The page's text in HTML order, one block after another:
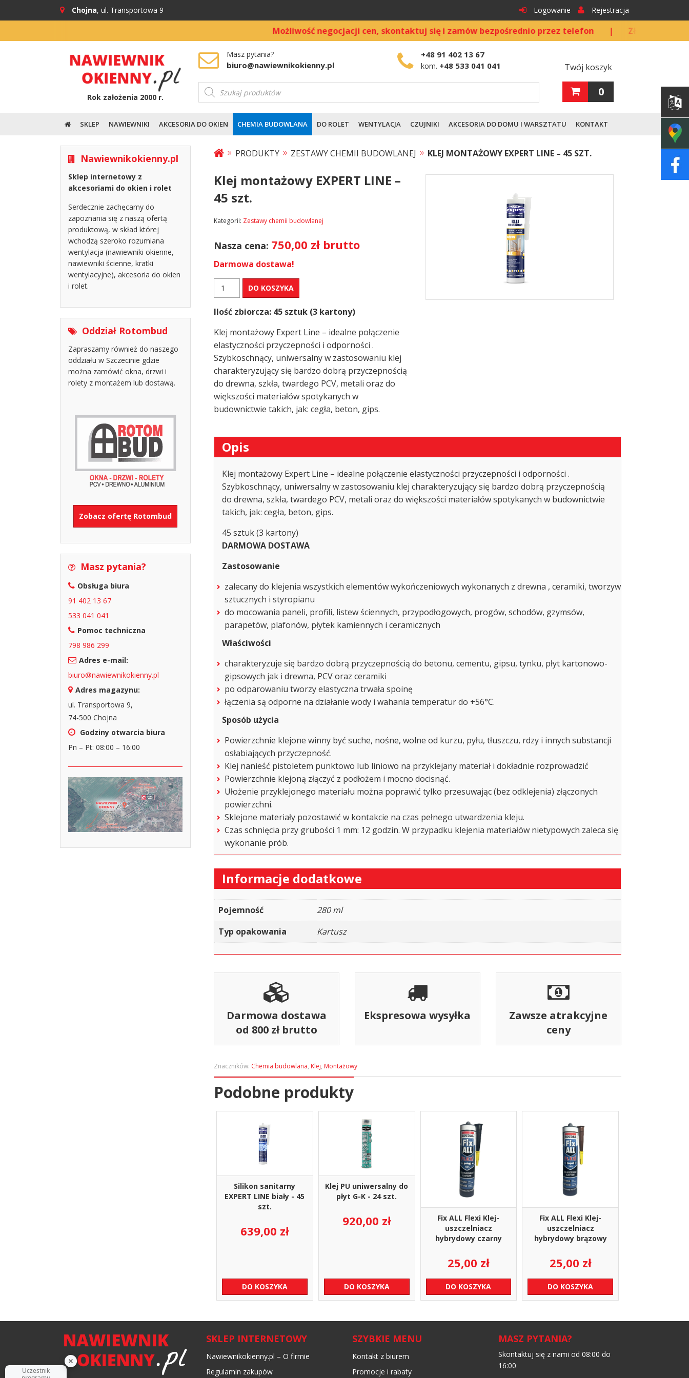
Chojna, ul. Transportowa 9 Logowanie Rejestracja
Możliwość negocjacji cen, skontaktuj się i zamów bezpośrednio przez telefon | Złóż zamówienie
Rok założenia 2000 r.
Masz pytania?
biuro@nawiewnikokienny.pl
+48 91 402 13 67
kom. +48 533 041 041
Wyszukiwarka
produktów
Twój koszyk
0
SKLEP NAWIEWNIKI AKCESORIA DO OKIEN CHEMIA BUDOWLANA DO ROLET WENTYLACJA CZUJNIKI AKCESORIA DO DOMU I WARSZTATU KONTAKT
» PRODUKTY » ZESTAWY CHEMII BUDOWLANEJ » KLEJ MONTAŻOWY EXPERT LINE – 45 SZT.
Klej montażowy EXPERT LINE –
45 szt.
Kategorii: Zestawy chemii budowlanej
Nasza cena: 750,00 zł brutto
Darmowa dostawa!
Klej
EXPERT
-
45
szt.
DO KOSZYKA
Ilość zbiorcza: 45 sztuk (3 kartony)
Klej montażowy Expert Line – idealne połączenie
elastyczności przyczepności i odporności .
Szybkoschnący, uniwersalny w zastosowaniu klej
charakteryzujący się bardzo dobrą przyczepnością
do drewna, szkła, twardego PCV, metali oraz do
większości materiałów spotykanych w
budownictwie takich, jak: cegła, beton, gips.
Opis
Klej montażowy Expert Line – idealne połączenie elastyczności przyczepności i odporności .
Szybkoschnący, uniwersalny w zastosowaniu klej charakteryzujący się bardzo dobrą przyczepnością
do drewna, szkła, twardego PCV, metali oraz do większości materiałów spotykanych w budownictwie
takich, jak: cegła, beton, gips.
45 sztuk (3 kartony)
DARMOWA DOSTAWA
Zastosowanie
zalecany do klejenia wszystkich elementów wykończeniowych wykonanych z drewna , ceramiki, tworzyw
sztucznych i styropianu
do mocowania paneli, profili, listew ściennych, przypodłogowych, progów, schodów, gzymsów,
parapetów, plafonów, płytek kamiennych i ceramicznych
Właściwości
charakteryzuje się bardzo dobrą przyczepnością do betonu, cementu, gipsu, tynku, płyt kartonowo-
gipsowych jak i drewna, PCV oraz ceramiki
po odparowaniu tworzy elastyczna trwała spoinę
łączenia są odporne na działanie wody i wahania temperatur do +56°C.
Sposób użycia
Powierzchnie klejone winny być suche, nośne, wolne od kurzu, pyłu, tłuszczu, rdzy i innych substancji
osłabiających przyczepność.
Klej nanieść pistoletem punktowo lub liniowo na przyklejany materiał i dokładnie rozprowadzić
Powierzchnie klejoną złączyć z podłożem i mocno docisnąć.
Ułożenie przyklejonego materiału można poprawić tylko przesuwając (bez odklejenia) złączonych
powierzchni.
Sklejone materiały pozostawić w kontakcie na czas pełnego utwardzenia kleju.
Czas schnięcia przy grubości 1 mm: 12 godzin. W przypadku klejenia materiałów nietypowych zaleca się
wykonanie prób.
Informacje dodatkowe
Pojemność
280 ml
Typ opakowania
Kartusz
Darmowa dostawa
od 800 zł brutto
Ekspresowa wysyłka
Zawsze atrakcyjne
ceny
Znaczników: Chemia budowlana, Klej, Montażowy
Podobne produkty
Silikon sanitarny
EXPERT LINE biały - 45
szt.
639,00 zł
DO KOSZYKA
Klej PU uniwersalny do
płyt G-K - 24 szt.
920,00 zł
DO KOSZYKA
Fix ALL Flexi Klej-
uszczelniacz
hybrydowy czarny
25,00 zł
DO KOSZYKA
Fix ALL Flexi Klej-
uszczelniacz
hybrydowy brązowy
25,00 zł
DO KOSZYKA
Nawiewnikokienny.pl
Sklep internetowy z
akcesoriami do okien i rolet
Serdecznie zachęcamy do
zapoznania się z naszą ofertą
produktową, w skład której
wchodzą szeroko rozumiana
wentylacja (nawiewniki okienne,
nawiewniki ścienne, kratki
wentylacyjne), akcesoria do okien
i rolet.
Oddział Rotombud
Zapraszamy również do naszego
oddziału w Szczecinie gdzie
można zamówić okna, drzwi i
rolety z montażem lub dostawą.
Zobacz ofertę Rotombud
Masz pytania?
Obsługa biura
91 402 13 67
533 041 041
Pomoc techniczna
798 986 299
Adres e-mail:
biuro@nawiewnikokienny.pl
Adres magazynu:
ul. Transportowa 9,
74-500 Chojna
Godziny otwarcia biura
Pn – Pt: 08:00 – 16:00
SKLEP INTERNETOWY
Nawiewnikokienny.pl – O firmie
Regulamin zakupów
SZYBKIE MENU
Kontakt z biurem
Promocje i rabaty
MASZ PYTANIA?
Skontaktuj się z nami od 08:00 do
16:00